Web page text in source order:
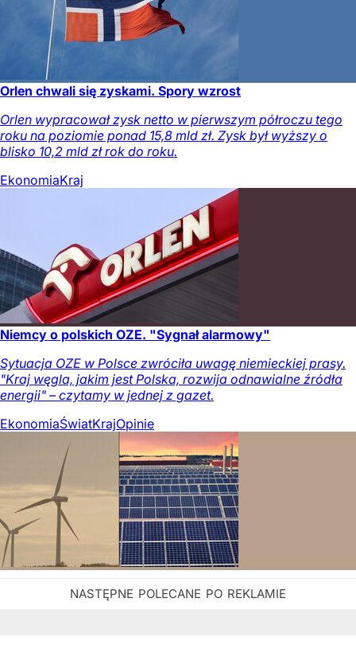
Orlen chwali się zyskami. Spory wzrost
Orlen wypracował zysk netto w pierwszym półroczu tego
roku na poziomie ponad 15,8 mld zł. Zysk był wyższy o
blisko 10,2 mld zł rok do roku.
EkonomiaKraj
Niemcy o polskich OZE. "Sygnał alarmowy"
Sytuacja OZE w Polsce zwróciła uwagę niemieckiej prasy.
"Kraj węgla, jakim jest Polska, rozwija odnawialne źródła
energii" – czytamy w jednej z gazet.
EkonomiaŚwiatKrajOpinie